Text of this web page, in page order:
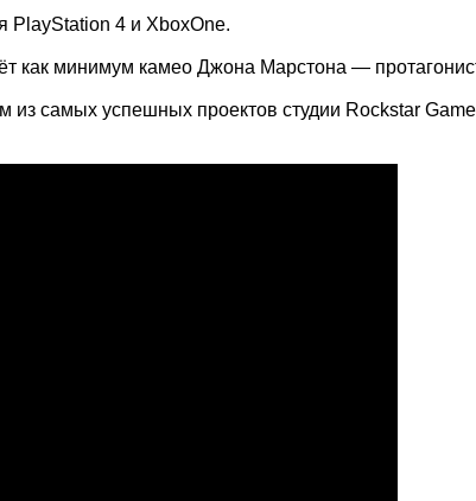
PlayStation 4 и XboxOne.
как минимум камео Джона Марстона —
самых успешных проектов студии Rockstar